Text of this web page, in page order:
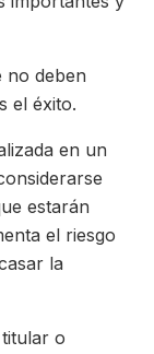
no deben
el éxito.
en un
estarán
el riesgo
la
o